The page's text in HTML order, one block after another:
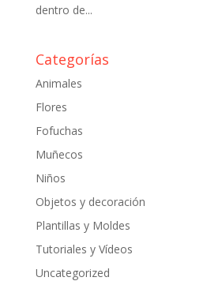
dentro de...
Categorías
Animales
Flores
Fofuchas
Muñecos
Niños
Objetos y decoración
Plantillas y Moldes
Tutoriales y Vídeos
Uncategorized